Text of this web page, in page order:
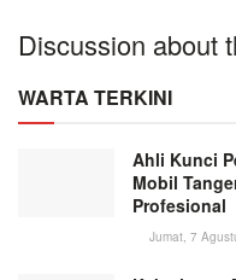
Discussion about
WARTA TERKINI
Ahli Kunci
Mobil
Profesional
Jumat, 7